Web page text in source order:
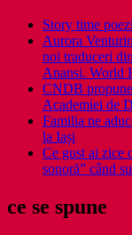
Story time
Aurora
noi traduceri
Anansi. World
CNDB
Academiei de
Familia ne
la Iași
Ce gust ai zice
sonoră” când
ce se spune